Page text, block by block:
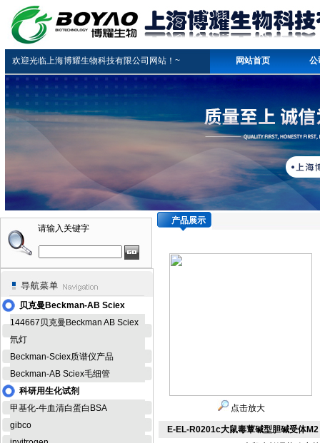
欢迎光临上海博耀生物科技有限公司网站！~ 网站首页 公
请输入关键字
贝克曼Beckman-AB Sciex
144667贝克曼Beckman AB Sciex
氘灯
Beckman-Sciex质谱仪产品
Beckman-AB Sciex毛细管
科研用生化试剂
甲基化-牛血清白蛋白BSA
gibco
产品展示
点击放大
E-EL-R0201c大鼠毒蕈碱型胆碱受体